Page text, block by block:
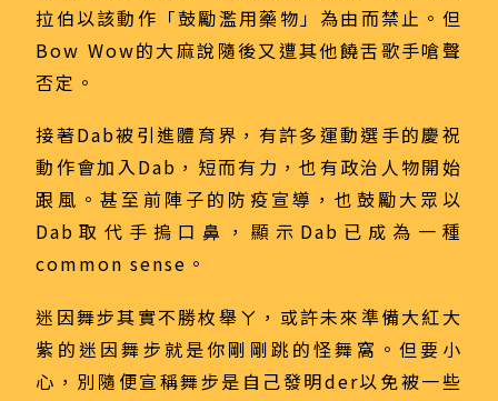
拉伯以該動作「鼓勵濫用藥物」為由而禁止。但
Bow Wow的大麻說隨後又遭其他饒舌歌手嗆聲
否定。
接著Dab被引進體育界，有許多運動選手的慶祝
動作會加入Dab，短而有力，也有政治人物開始
跟風。甚至前陣子的防疫宣導，也鼓勵大眾以
Dab取代手摀口鼻，顯示Dab已成為一種
common sense。
迷因舞步其實不勝枚舉ㄚ，或許未來準備大紅大
紫的迷因舞步就是你剛剛跳的怪舞窩。但要小
心，別隨便宣稱舞步是自己發明der以免被一些